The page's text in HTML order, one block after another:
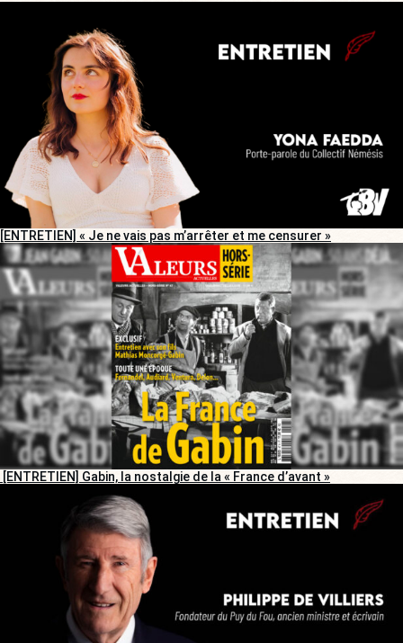
[ENTRETIEN] « Je ne vais pas m’arrêter et me censurer »
[ENTRETIEN] Gabin, la nostalgie de la « France d’avant »